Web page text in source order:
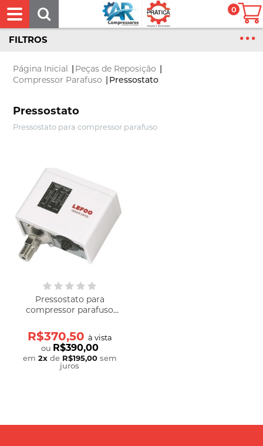
0
Página Inicial | Peças de Reposição |
Compressor Parafuso | Pressostato
FILTROS
Pressostato
Pressostato para compressor parafuso
Pressostato para
compressor parafuso
Baixa pressão
ou R$390,00
em 2xde R$195,00 sem
juros
R$370,50 à vista